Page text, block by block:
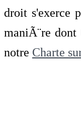
droit s'exerce
maniÃ¨re
notre Charte